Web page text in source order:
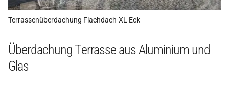
Überdachung Terrasse aus Aluminium und
Glas
Terrassenüberdachung Flachdach-XL Eck